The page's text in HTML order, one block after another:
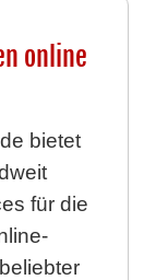
online
bietet
für die